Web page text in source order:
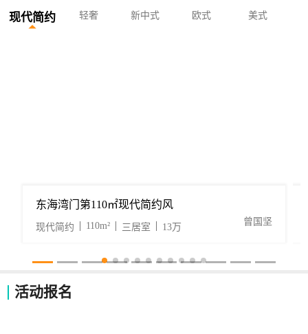
现代简约 轻奢 新中式 欧式 美式
东海湾门第110㎡现代简约风
现代简约 110m² 三居室 13万
曾国坚
活动报名